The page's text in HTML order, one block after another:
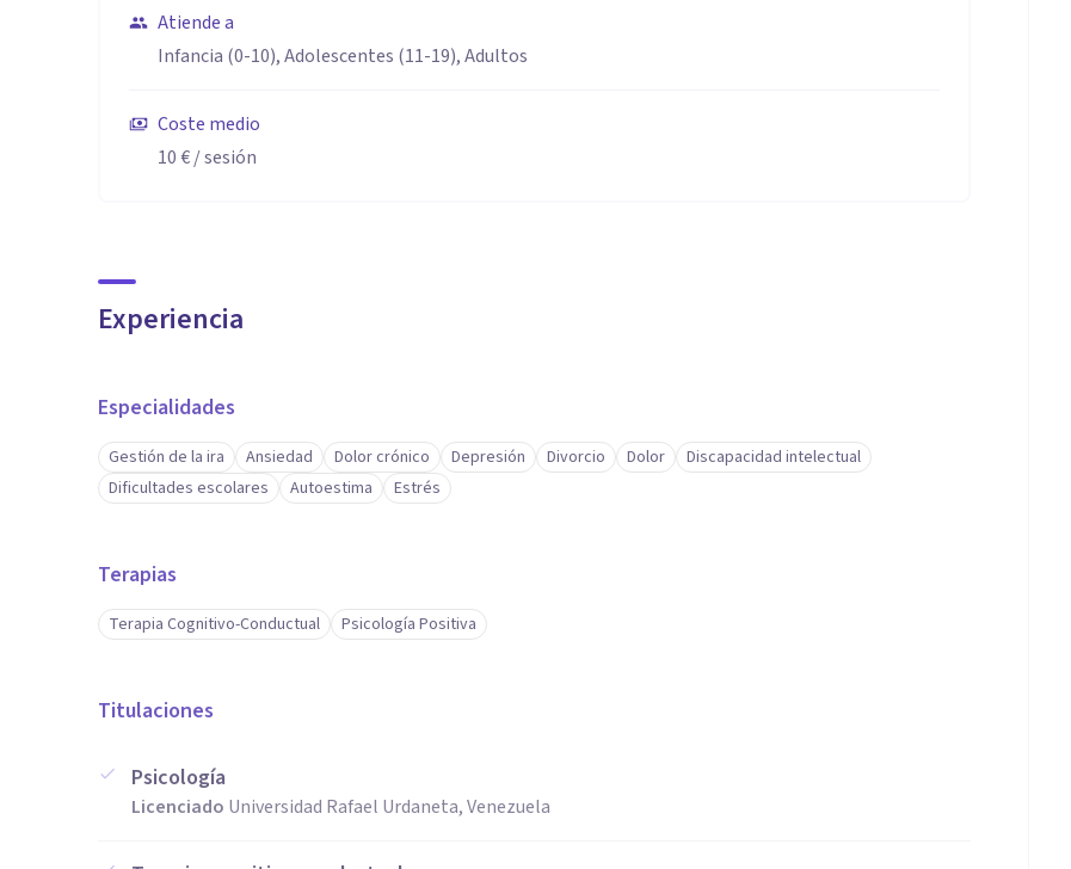
Atiende a
Infancia (0-10), Adolescentes (11-19), Adultos
Coste medio
10 €/ sesión
Experiencia
Especialidades
Gestión de la ira Ansiedad Dolor crónico Depresión Divorcio Dolor
Discapacidad intelectual
Dificultades escolares
Autoestima Estrés
Terapias
Terapia Cognitivo-Conductual Psicología Positiva
Titulaciones
Psicología
Licenciado Universidad Rafael Urdaneta, Venezuela